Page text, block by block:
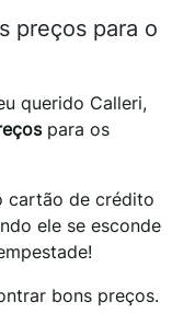
preços para o
querido Calleri,
para os
cartão de crédito
ele se esconde
bons preços.